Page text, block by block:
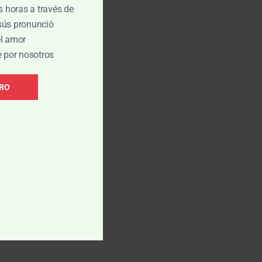
horas a través de
pronunció
amor
por nosotros